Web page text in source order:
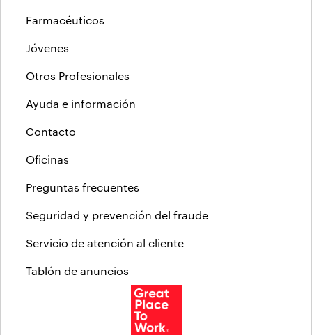
Farmacéuticos
Jóvenes
Otros Profesionales
Ayuda e información
Contacto
Oficinas
Preguntas frecuentes
Seguridad y prevención del fraude
Servicio de atención al cliente
Tablón de anuncios